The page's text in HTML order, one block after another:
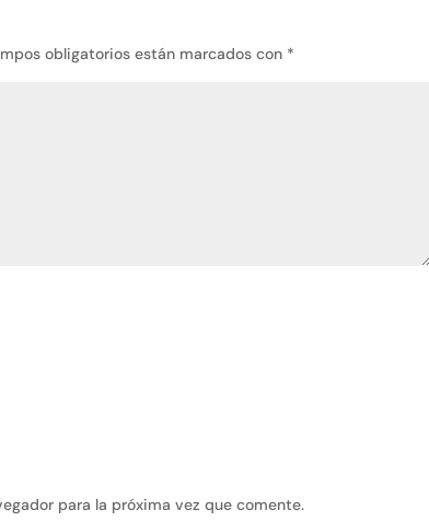
obligatorios están marcados con *
para la próxima vez que comente.